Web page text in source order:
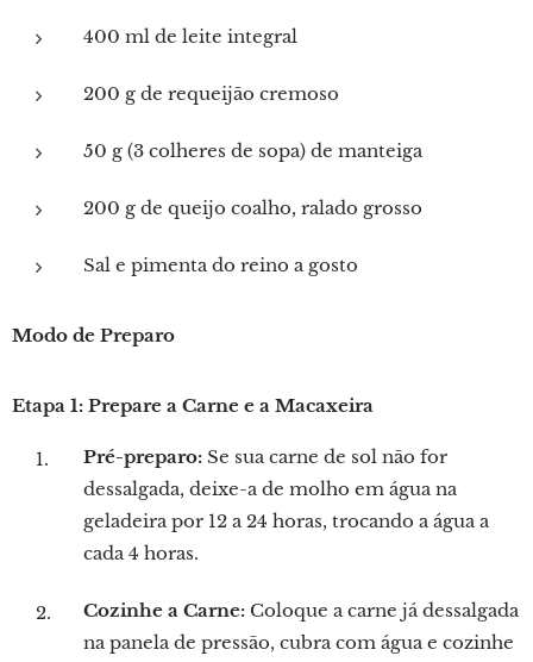
400 ml de leite integral
200 g de requeijão cremoso
50 g (3 colheres de sopa) de manteiga
200 g de queijo coalho, ralado grosso
Sal e pimenta do reino a gosto
Modo de Preparo
Etapa 1: Prepare a Carne e a Macaxeira
Pré-preparo: Se sua carne de sol não for
dessalgada, deixe-a de molho em água na
geladeira por 12 a 24 horas, trocando a água a
cada 4 horas.
Cozinhe a Carne: Coloque a carne já dessalgada
na panela de pressão, cubra com água e cozinhe